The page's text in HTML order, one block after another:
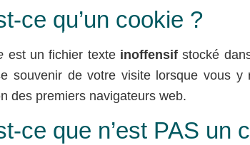
HOME
ce qu’un cookie ?
est un fichier texteinoffensifstocké
souvenir de votre visite lorsque vous y
des premiers navigateurs web.
ce que n’est PAS un